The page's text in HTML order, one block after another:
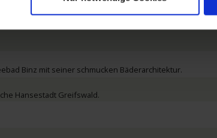
Binz mit seiner schmucken Bäderarchitektur.
Hansestadt Greifswald.